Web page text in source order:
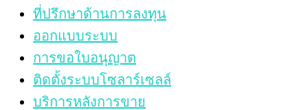
ที่ปรึกษาด้านการลงทุน
ออกแบบระบบ
การขอใบอนุญาต
ติดตั้งระบบโซลาร์เซลล์
บริการหลังการขาย